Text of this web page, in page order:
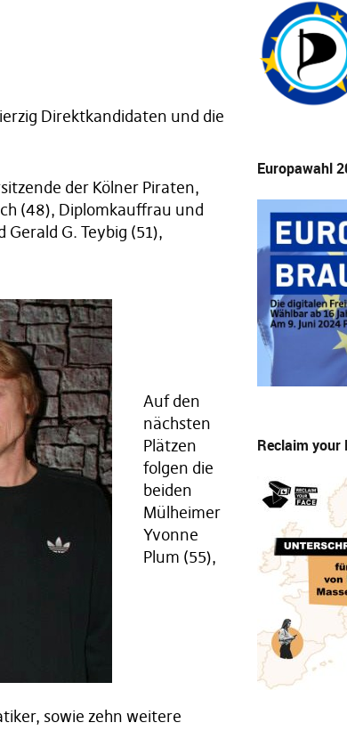
Direktkandidaten und die
der Kölner Piraten,
(48), Diplomkauffrau und
G. Teybig (51),
Auf den
nächsten
Plätzen
folgen die
beiden
Mülheimer
Yvonne
Plum (55),
sowie zehn weitere
Europawahl
Reclaim your